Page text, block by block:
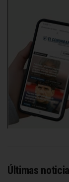
Últimas